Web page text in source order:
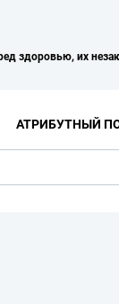
здоровью, их
АТРИБУТНЫЙ